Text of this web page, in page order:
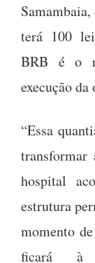
terá 100
BRB é o
execução da
“Essa
transformar
hospital
estrutura
momento
ficará à